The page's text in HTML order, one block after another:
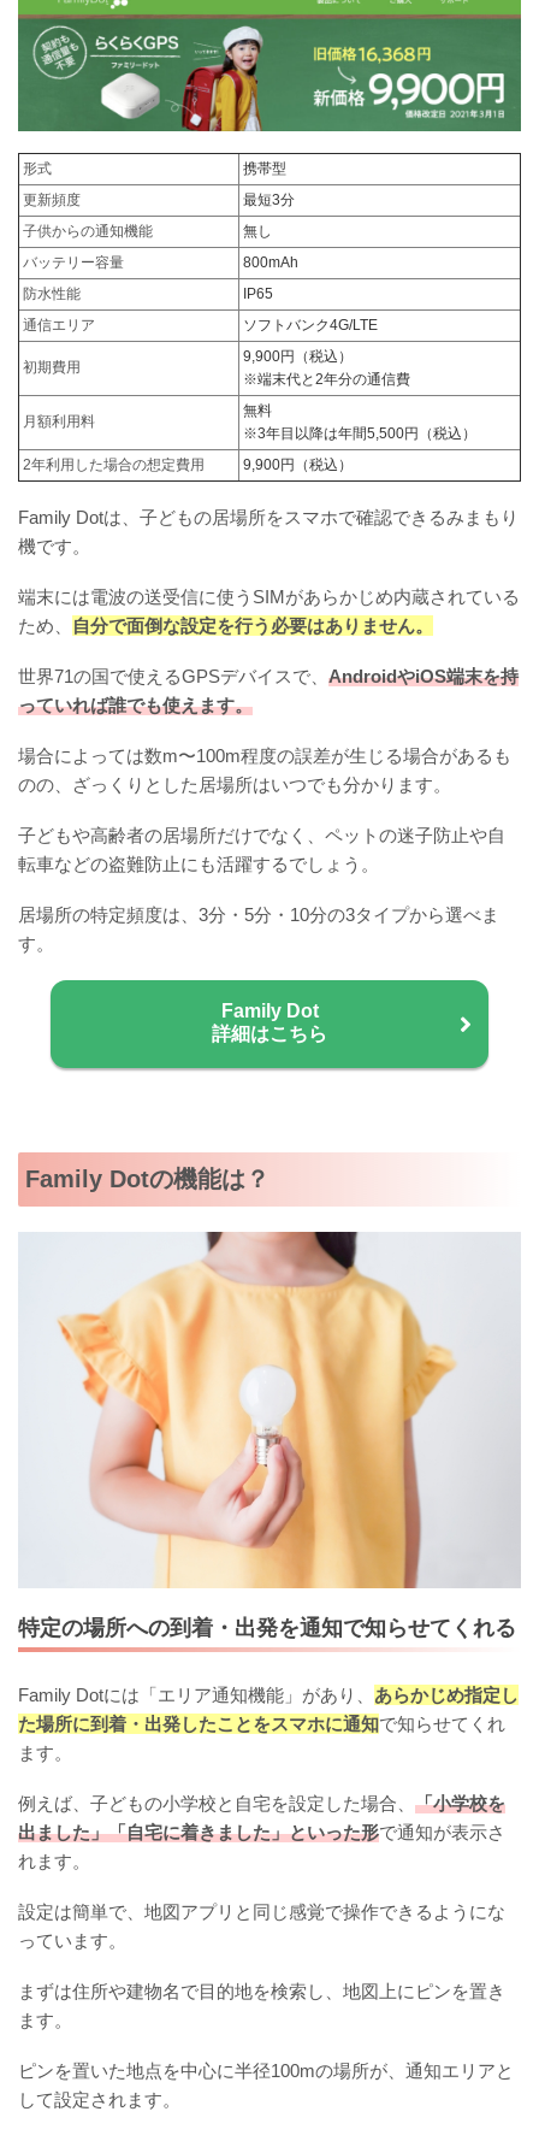
形式
携帯型
更新頻度
最短3分
子供からの通知機能
無し
バッテリー容量
800mAh
防水性能
IP65
通信エリア
ソフトバンク4G/LTE
初期費用
9,900円（税込）
※端末代と2年分の通信費
月額利用料
無料
※3年目以降は年間5,500円（税込）
2年利用した場合の想定費用
9,900円（税込）
Family Dotは、子どもの居場所をスマホで確認できるみまもり
機です。
端末には電波の送受信に使うSIMがあらかじめ内蔵されている
ため、
自分で面倒な設定を行う必要はありません。
世界71の国で使えるGPSデバイスで、 AndroidやiOS端末を持
っていれば誰でも使えます。
場合によっては数m〜100m程度の誤差が生じる場合があるも
のの、ざっくりとした居場所はいつでも分かります。
子どもや高齢者の居場所だけでなく、ペットの迷子防止や自
転車などの盗難防止にも活躍するでしょう。
居場所の特定頻度は、3分・5分・10分の3タイプから選べま
す。
Family Dot
詳細はこちら
Family Dotの機能は？
特定の場所への到着・出発を通知で知らせてくれる
Family Dotには「エリア通知機能」があり、 あらかじめ指定し
た場所に到着・出発したことをスマホに通知で知らせてくれ
ます。
例えば、子どもの小学校と自宅を設定した場合、 「小学校を
出ました」「自宅に着きました」といった形で通知が表示さ
れます。
設定は簡単で、地図アプリと同じ感覚で操作できるようにな
っています。
まずは住所や建物名で目的地を検索し、地図上にピンを置き
ます。
ピンを置いた地点を中心に半径100mの場所が、通知エリアと
して設定されます。